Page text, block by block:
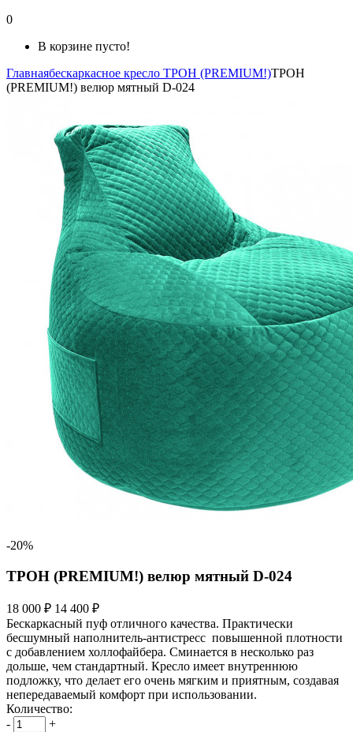
0
В корзине пусто!
Главнаябескаркасное кресло ТРОН (PREMIUM!)ТРОН
(PREMIUM!) велюр мятный D-024
-20%
ТРОН (PREMIUM!) велюр мятный D-024
18 000 ₽ 14 400 ₽
Бескаркасный пуф отличного качества. Практически
бесшумный наполнитель-антистресс повышенной плотности
с добавлением холлофайбера. Сминается в несколько раз
дольше, чем стандартный. Кресло имеет внутреннюю
подложку, что делает его очень мягким и приятным, создавая
непередаваемый комфорт при использовании.
Количество:
-
+